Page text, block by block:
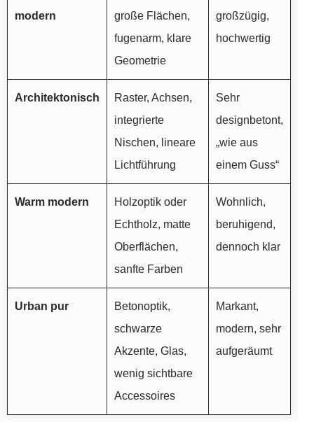
modern
große Flächen,
fugenarm, klare
Geometrie
großzügig,
hochwertig
Architektonisch
Raster, Achsen,
integrierte
Nischen, lineare
Lichtführung
Sehr
designbetont,
„wie aus
einem Guss“
Warm modern
Holzoptik oder
Echtholz, matte
Oberflächen,
sanfte Farben
Wohnlich,
beruhigend,
dennoch klar
Urban pur
Betonoptik,
schwarze
Akzente, Glas,
wenig sichtbare
Accessoires
Markant,
modern, sehr
aufgeräumt